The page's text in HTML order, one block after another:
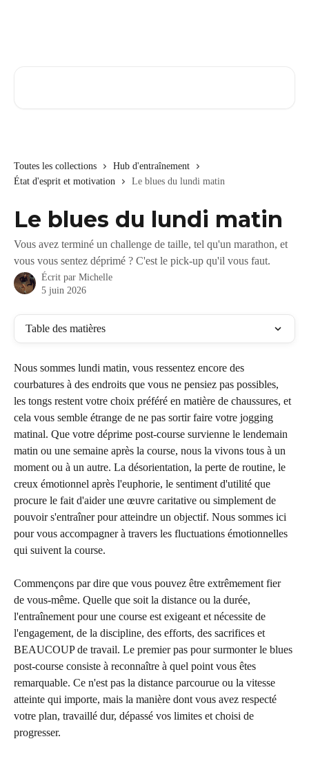
Toutes les collections
Hub d'entraînement
État d'esprit et motivation
Le blues du lundi matin
Le blues du lundi matin
Vous avez terminé un challenge de taille, tel qu'un marathon, et
vous vous sentez déprimé ? C'est le pick-up qu'il vous faut.
Écrit par Michelle
5 juin 2026
Table des matières
Nous sommes lundi matin, vous ressentez encore des
courbatures à des endroits que vous ne pensiez pas possibles,
les tongs restent votre choix préféré en matière de chaussures, et
cela vous semble étrange de ne pas sortir faire votre jogging
matinal. Que votre déprime post-course survienne le lendemain
matin ou une semaine après la course, nous la vivons tous à un
moment ou à un autre. La désorientation, la perte de routine, le
creux émotionnel après l'euphorie, le sentiment d'utilité que
procure le fait d'aider une œuvre caritative ou simplement de
pouvoir s'entraîner pour atteindre un objectif. Nous sommes ici
pour vous accompagner à travers les fluctuations émotionnelles
qui suivent la course.
Commençons par dire que vous pouvez être extrêmement fier
de vous-même. Quelle que soit la distance ou la durée,
l'entraînement pour une course est exigeant et nécessite de
l'engagement, de la discipline, des efforts, des sacrifices et
BEAUCOUP de travail. Le premier pas pour surmonter le blues
post-course consiste à reconnaître à quel point vous êtes
remarquable. Ce n'est pas la distance parcourue ou la vitesse
atteinte qui importe, mais la manière dont vous avez respecté
votre plan, travaillé dur, dépassé vos limites et choisi de
progresser.